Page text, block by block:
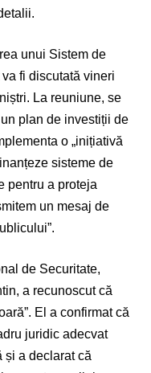
unui Sistem de
fi discutată vineri
La reuniune, se
plan de investiții de
o „inițiativă
sisteme de
pentru a proteja
un mesaj de
de Securitate,
a recunoscut că
El a confirmat că
juridic adecvat
și a declarat că